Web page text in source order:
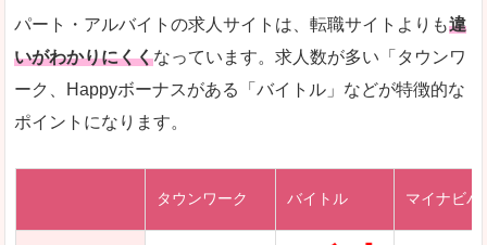
求人を含んだページを見てみる
レバテックキャリア
DODAエンジニア IT
パート・アルバイトの求人サイトは、転職サイトよりも違
いがわかりにくくなっています。求人数が多い「タウンワ
ーク、Happyボーナスがある「バイトル」などが特徴的な
ポイントになります。
タウンワーク バイトル マイナビバ